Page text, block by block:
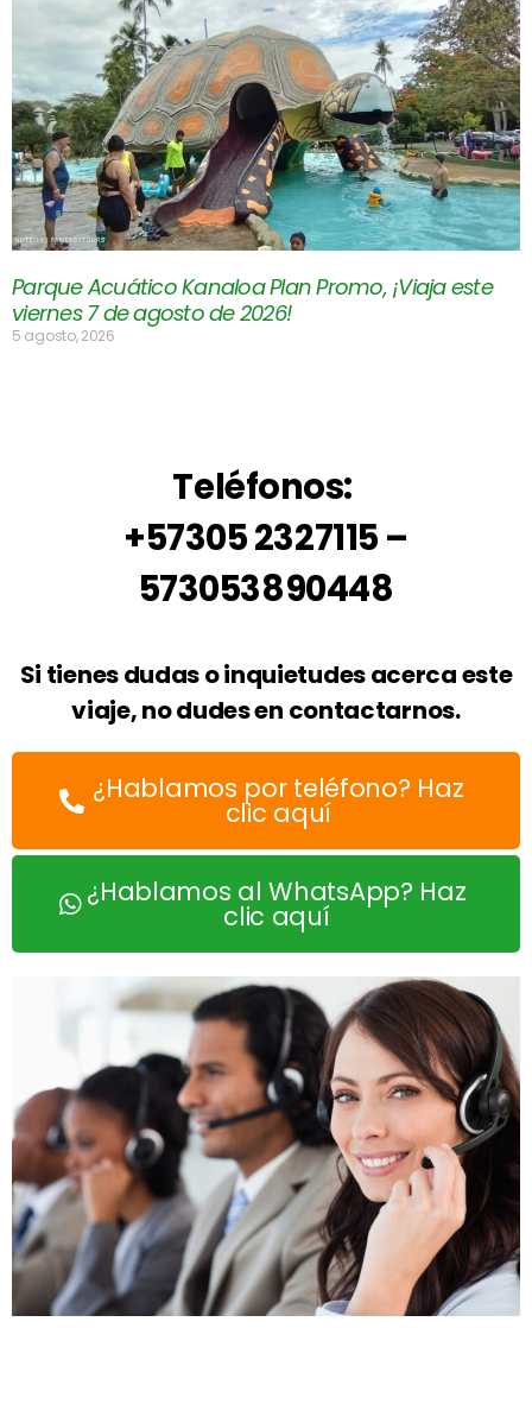
Parque Acuático Kanaloa Plan Promo, ¡Viaja este
viernes 7 de agosto de 2026!
5 agosto, 2026
Teléfonos:
+57305 2327115 –
573053890448
Si tienes dudas o inquietudes acerca este
viaje, no dudes en contactarnos.
¿Hablamos por teléfono? Haz
clic aquí
¿Hablamos al WhatsApp? Haz
clic aquí